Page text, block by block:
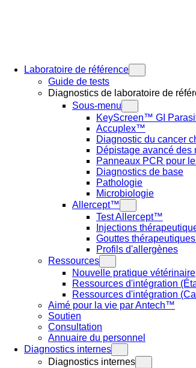
Laboratoire de référence
Guide de tests
Diagnostics de laboratoire de
Sous-menu
KeyScreen™ GI
Accuplex™
Diagnostic du cancer
Dépistage avancé
Panneaux PCR pour
Diagnostics de base
Pathologie
Microbiologie
Allercept™
Test Allercept™
Injections
Gouttes
Profils d'allergènes
Ressources
Nouvelle pratique vétérinaire
Ressources d'intégration
Ressources d'intégration
Aimé pour la vie par Antech™
Soutien
Consultation
Annuaire du personnel
Diagnostics internes
Diagnostics internes